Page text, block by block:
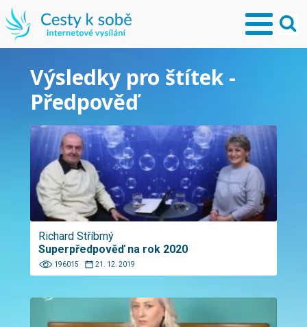
Výsledky pro štítek -
Předpověď
Richard Stříbrný
Superpředpověď na rok 2020
196015 21. 12. 2019